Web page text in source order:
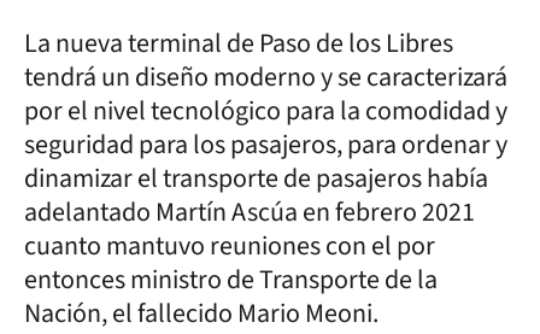
La nueva terminal de Paso de los Libres
tendrá un diseño moderno y se caracterizará
por el nivel tecnológico para la comodidad y
seguridad para los pasajeros, para ordenar y
dinamizar el transporte de pasajeros había
adelantado Martín Ascúa en febrero 2021
cuanto mantuvo reuniones con el por
entonces ministro de Transporte de la
Nación, el fallecido Mario Meoni.